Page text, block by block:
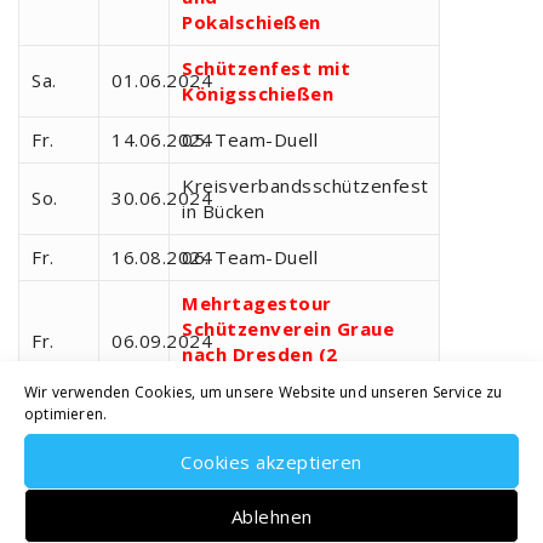
Wir verwenden Cookies, um unsere Website und unseren Service zu
optimieren.
Cookies akzeptieren
Ablehnen
Pokalschießen
Sa. 01.06.2024Schützenfest mit
Königsschießen
Fr.
14.06.202405. Team-Duell
So. 30.06.2024Kreisverbandsschützenfest
in Bücken
Fr.
16.08.202406. Team-Duell
Fr. 06.09.2024
Mehrtagestour
Schützenverein Graue
nach Dresden (2
Übernachtungen)
Sa.
So. 17.11.2024Volkstrauertag, Antreten
am Denkmal um 11:15 Uhr